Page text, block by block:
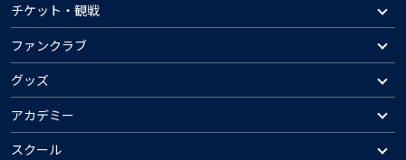
チケット・観戦
ファンクラブ
グッズ
アカデミー
スクール